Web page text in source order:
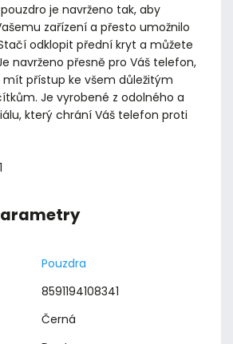
je navrženo tak, aby
zařízení a přesto umožnilo
odklopit přední kryt a můžete
navrženo přesně pro Váš telefon,
přístup ke všem důležitým
Je vyrobené z odolného a
který chrání Váš telefon proti
Pouzdra
8591194108341
Černá